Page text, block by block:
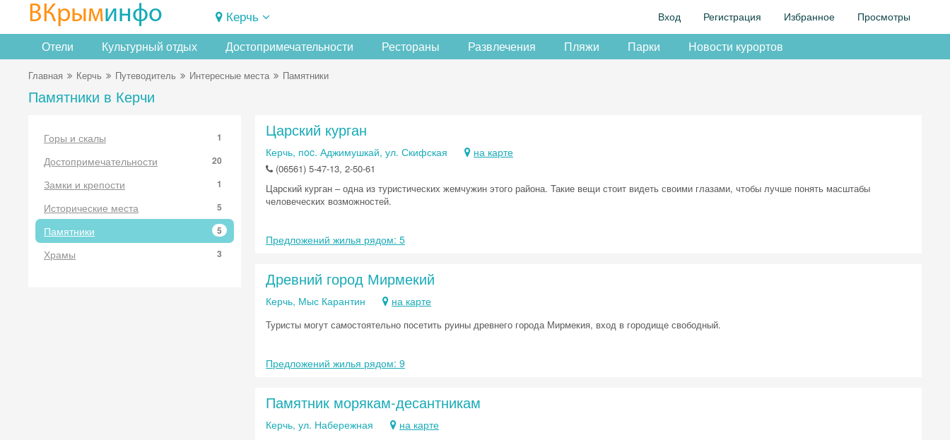
ВКрыминфо Керчь Вход Регистрация Избранное Просмотры
Отели Культурный отдых Достопримечательности Рестораны Развлечения Пляжи Парки Новости курортов
Главная Керчь Путеводитель Интересные места Памятники
Памятники в Керчи
Горы и скалы 1
Достопримечательности 20
Замки и крепости 1
Исторические места 5
Памятники 5
Храмы 3
Царский курган
Керчь, пoc. Аджимушкай, ул. Скифская на карте
(06561) 5-47-13, 2-50-61
Царский курган – одна из туристических жемчужин этого района. Такие вещи стоит видеть своими глазами, чтобы лучше понять масштабы
человеческих возможностей.
Предложений жилья рядом: 5
Древний город Мирмекий
Керчь, Мыс Карантин на карте
Туристы могут самостоятельно посетить руины древнего города Мирмекия, вход в городище свободный.
Предложений жилья рядом: 9
Памятник морякам-десантникам
Керчь, ул. Набережная на карте
Скидка −5%
первое бронирование!